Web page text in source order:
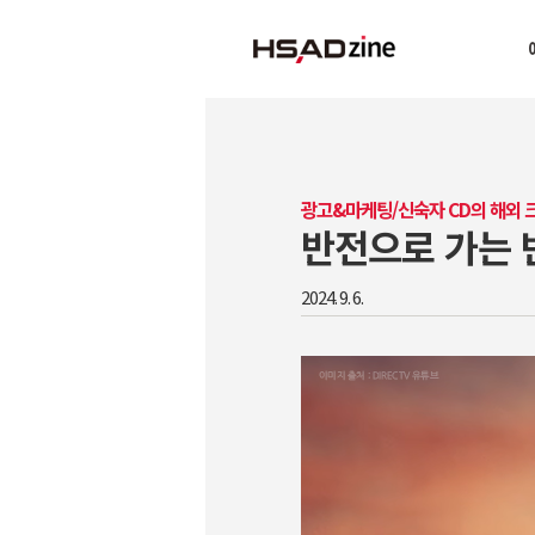
광고&마케팅/신숙자 CD의 해외
반전으로 가는
2024. 9. 6.